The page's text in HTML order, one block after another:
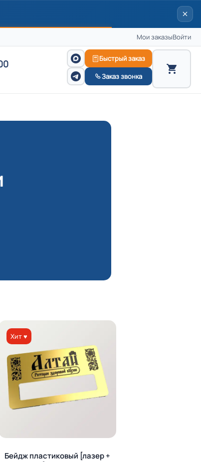
Мои заказыВойти
Быстрый заказ
Заказ звонка
Хит ♥
Бейдж пластиковый [лазер +